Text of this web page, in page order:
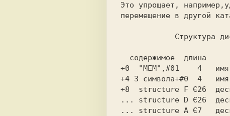
Это упрощает,
перемещение в другой
Структура
содержимое  длина
+0  "MEM",#01    4   имя
+4 3 символа+#0  4   имя
+8  structure F Є26
... structure D Є26
... structure A Є7